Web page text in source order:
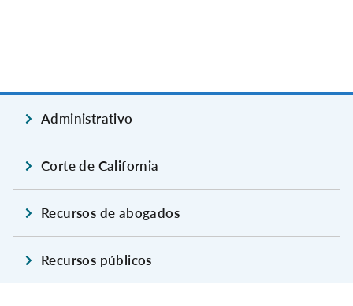
Administrativo
Corte de California
Recursos de abogados
Recursos públicos